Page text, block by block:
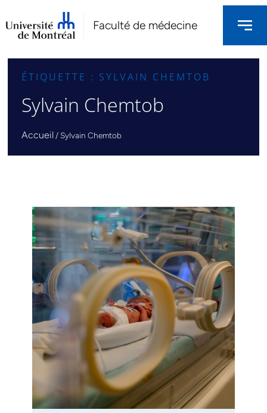
Faculté de médecine
ÉTIQUETTE : SYLVAIN CHEMTOB
Sylvain Chemtob
Accueil / Sylvain Chemtob